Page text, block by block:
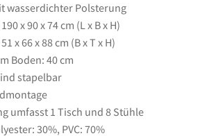
wasserdichter Polsterung
x 90 x 74 cm (L x B x H)
x 66 x 88 cm (B x T x H)
Boden: 40 cm
stapelbar
umfasst 1 Tisch und 8 Stühle
30%, PVC: 70%